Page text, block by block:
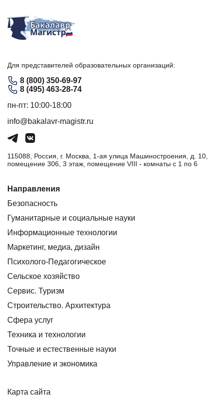
Для представителей образовательных организаций:
8 (800) 350-69-97
8 (495) 463-28-74
пн-пт: 10:00-18:00
info@bakalavr-magistr.ru
115088, Россия, г. Москва, 1-ая улица Машиностроения, д. 10,
помещение 306, 3 этаж, помещение VIII - комнаты с 1 по 6
Направления
Безопасность
Гуманитарные и социальные науки
Информационные технологии
Маркетинг, медиа, дизайн
Психолого-Педагогическое
Сельское хозяйство
Сервис. Туризм
Строительство. Архитектура
Сфера услуг
Техника и технологии
Точные и естественные науки
Управление и экономика
Карта сайта